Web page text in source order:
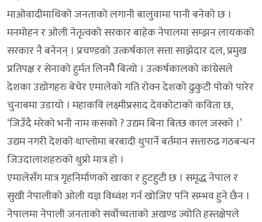
माओवादीमाथिको जनताको लगानी बालुवामा पानी बनेको छ ।
मनमोहन र ओली नेतृत्वको सरकार बाहेक नेपालमा सम्झन लायकको
सरकार नै बनेनन् । प्रचण्डको उत्कर्षकाल सत्ता साझेदार दल, प्रमुख
प्रतिपक्ष र सेनाको हुर्मत लिनमैै बित्यो । उत्कर्षकालको कांग्रेसले
देशका उद्योगहरु बेचेर एमालेको गति रोक्न देशको ढुकुटी पोको पारेर
चुनाबमा उडायो । महाकवि लक्ष्मीप्रसाद देवकोटाको कविता छ,
‘जिउँदै मरेको भनी नाम कसको ? उद्यम बिना बित्छ काल जस्को ।’
उद्यम नगरी देशको थाप्लोमा बरबादी थुपार्ने बर्तमान सत्तारुढ गठबन्धन
जिउदालाशहरुको थुप्रो मात्र हो ।
एमालेसँग मात्र गृहनिर्माणको खाका र हुटहुटी छ । समृद्ध नेपाल र
सुखी नेपालीको ओली यज्ञ विध्वंश गर्न खोजिए पनि सम्भव हुने छैन ।
नेपालमा नेपाली जनताको सर्वाेच्चताको अखण्ड ज्योति हस्तक्षेपले